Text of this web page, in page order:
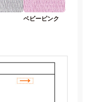
ベビーピンク